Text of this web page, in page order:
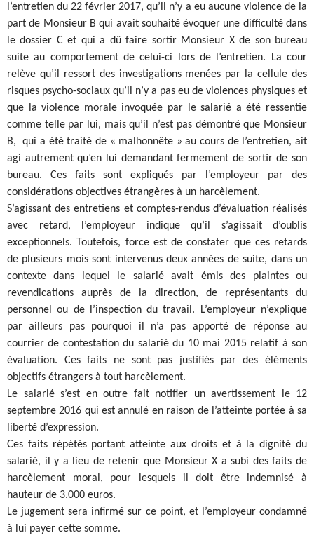
l’entretien du 22 février 2017, qu’il n’y a eu aucune violence de la
part de Monsieur B qui avait souhaité évoquer une difficulté dans
le dossier C et qui a dû faire sortir Monsieur X de son bureau
suite au comportement de celui-ci lors de l’entretien. La cour
relève qu’il ressort des investigations menées par la cellule des
risques psycho-sociaux qu’il n’y a pas eu de violences physiques et
que la violence morale invoquée par le salarié a été ressentie
comme telle par lui, mais qu’il n’est pas démontré que Monsieur
B, qui a été traité de « malhonnête » au cours de l’entretien, ait
agi autrement qu’en lui demandant fermement de sortir de son
bureau. Ces faits sont expliqués par l’employeur par des
considérations objectives étrangères à un harcèlement.
S’agissant des entretiens et comptes-rendus d’évaluation réalisés
avec retard, l’employeur indique qu’il s’agissait d’oublis
exceptionnels. Toutefois, force est de constater que ces retards
de plusieurs mois sont intervenus deux années de suite, dans un
contexte dans lequel le salarié avait émis des plaintes ou
revendications auprès de la direction, de représentants du
personnel ou de l’inspection du travail. L’employeur n’explique
par ailleurs pas pourquoi il n’a pas apporté de réponse au
courrier de contestation du salarié du 10 mai 2015 relatif à son
évaluation. Ces faits ne sont pas justifiés par des éléments
objectifs étrangers à tout harcèlement.
Le salarié s’est en outre fait notifier un avertissement le 12
septembre 2016 qui est annulé en raison de l’atteinte portée à sa
liberté d’expression.
Ces faits répétés portant atteinte aux droits et à la dignité du
salarié, il y a lieu de retenir que Monsieur X a subi des faits de
harcèlement moral, pour lesquels il doit être indemnisé à
hauteur de 3.000 euros.
Le jugement sera infirmé sur ce point, et l’employeur condamné
à lui payer cette somme.